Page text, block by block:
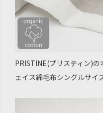
PRISTINE(プリスティン)
ェイス綿毛布シングルサイ